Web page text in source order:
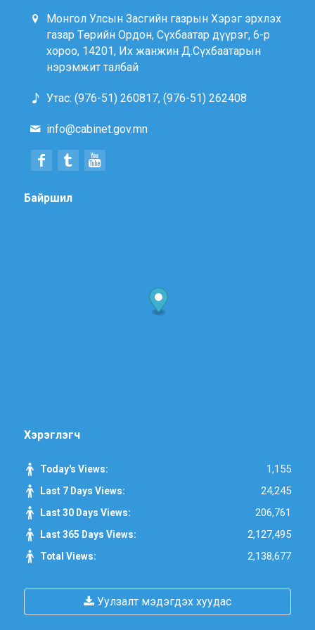
Монгол Улсын Засгийн газрын Хэрэг эрхлэх
газар Төрийн Ордон, Сүхбаатар дүүрэг, 6-р
хороо, 14201, Их жанжин Д.Сүхбаатарын
нэрэмжит талбай
Утас: (976-51) 260817, (976-51) 262408
info@cabinet.gov.mn
Байршил
Хэрэглэгч
Today's Views: 1,155
Last 7 Days Views: 24,245
Last 30 Days Views: 206,761
Last 365 Days Views: 2,127,495
Total Views: 2,138,677
Уулзалт мэдэгдэх хуудас